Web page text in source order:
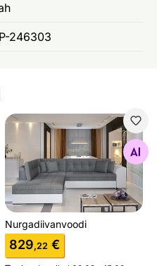
246303
Nurgadiivanvoodi
Otsi sarnaseid
Nurgadiivanvoodi
829,22 €